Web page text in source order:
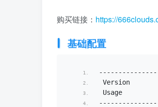
购买链接： https://
基础配置